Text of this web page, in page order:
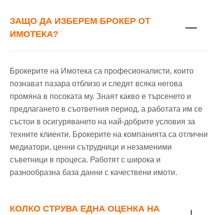
ЗАЩО ДА ИЗБЕРЕМ БРОКЕР ОТ
ИМОТЕКА?
Брокерите на Имотека са професионалисти, които
познават пазара отблизо и следят всяка негова
промяна в посоката му. Знаят какво е търсенето и
предлагането в съответния период, а работата им се
състои в осигуряването на най-добрите условия за
техните клиенти. Брокерите на компанията са отлични
медиатори, ценни сътрудници и незаменими
съветници в процеса. Работят с широка и
разнообразна база данни с качествени имоти.
КОЛКО СТРУВА ЕДНА ОЦЕНКА НА